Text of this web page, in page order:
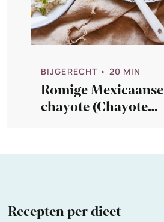
BIJGERECHT • 20 MIN
Romige Mexicaanse
chayote (Chayote
Recepten per dieet